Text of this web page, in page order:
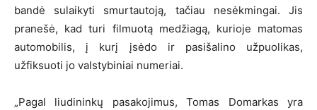
bandė sulaikyti smurtautoją, tačiau nesėkmingai. Jis
pranešė, kad turi filmuotą medžiagą, kurioje matomas
automobilis, į kurį įsėdo ir pasišalino užpuolikas,
užfiksuoti jo valstybiniai numeriai.
„Pagal liudininkų pasakojimus, Tomas Domarkas yra